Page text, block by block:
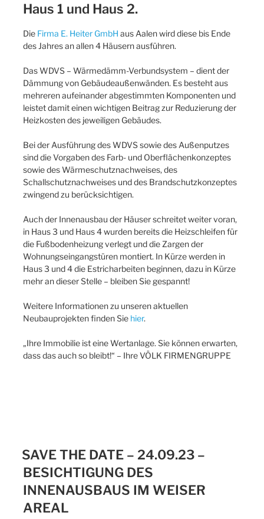
Haus 1 und Haus 2.
Die Firma E. Heiter GmbH aus Aalen wird diese bis Ende
des Jahres an allen 4 Häusern ausführen.
Das WDVS – Wärmedämm-Verbundsystem – dient der
Dämmung von Gebäudeaußenwänden. Es besteht aus
mehreren aufeinander abgestimmten Komponenten und
leistet damit einen wichtigen Beitrag zur Reduzierung der
Heizkosten des jeweiligen Gebäudes.
Bei der Ausführung des WDVS sowie des Außenputzes
sind die Vorgaben des Farb- und Oberflächenkonzeptes
sowie des Wärmeschutznachweises, des
Schallschutznachweises und des Brandschutzkonzeptes
zwingend zu berücksichtigen.
Auch der Innenausbau der Häuser schreitet weiter voran,
in Haus 3 und Haus 4 wurden bereits die Heizschleifen für
die Fußbodenheizung verlegt und die Zargen der
Wohnungseingangstüren montiert. In Kürze werden in
Haus 3 und 4 die Estricharbeiten beginnen, dazu in Kürze
mehr an dieser Stelle – bleiben Sie gespannt!
Weitere Informationen zu unseren aktuellen
Neubauprojekten finden Sie hier.
„Ihre Immobilie ist eine Wertanlage. Sie können erwarten,
dass das auch so bleibt!“ – Ihre VÖLK FIRMENGRUPPE
SAVE THE DATE – 24.09.23 –
BESICHTIGUNG DES
INNENAUSBAUS IM WEISER
AREAL